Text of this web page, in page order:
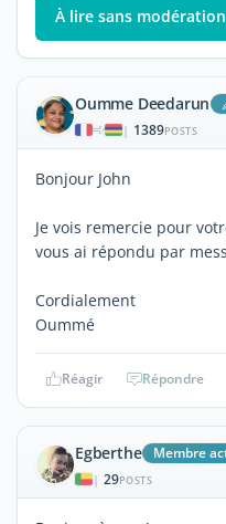
À lire sans modération
Oumme Deedarun
| 1389POSTS
Bonjour John
Je vois remercie pour
vous ai répondu par
Cordialement
Oummé
Réagir Répondre
Egberthe Membre
| 29POSTS